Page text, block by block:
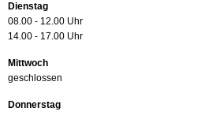
Dienstag
08.00 - 12.00 Uhr
14.00 - 17.00 Uhr
Mittwoch
geschlossen
Donnerstag